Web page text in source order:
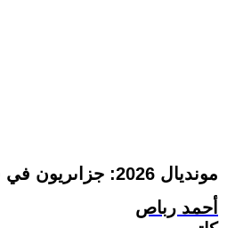
مونديال 2026: جزاىريون في فرنسا يمنعون مغاربة من الاحتفال بفوز فريقهم الوطني على كندا
أحمد رباص